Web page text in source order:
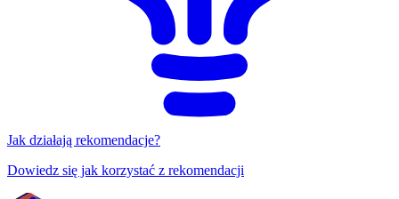
Jak działają rekomendacje?
Dowiedz się jak korzystać z rekomendacji